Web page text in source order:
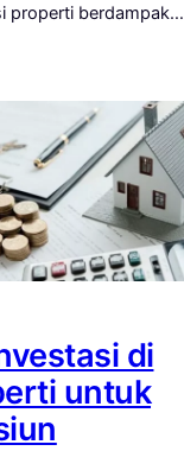
properti berdampak…
di
untuk